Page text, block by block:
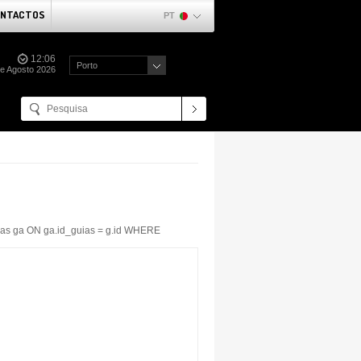
PT
12:06
Agosto 2026 Porto
ga ON ga.id_guias = g.id WHERE